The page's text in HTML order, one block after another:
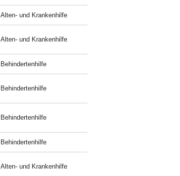
Alten- und Krankenhilfe
Alten- und Krankenhilfe
Behindertenhilfe
Behindertenhilfe
Behindertenhilfe
Behindertenhilfe
Alten- und Krankenhilfe